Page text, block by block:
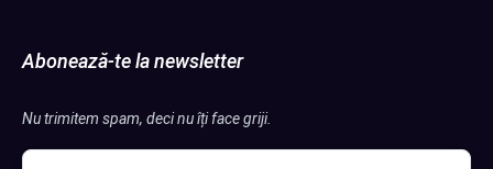
Abonează-te la newsletter
Nu trimitem spam, deci nu îți face griji.